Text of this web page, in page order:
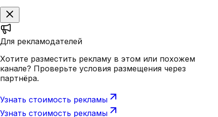
Для рекламодателей
Хотите разместить рекламу в этом или похожем
канале? Проверьте условия размещения через
партнёра.
Узнать стоимость рекламы
Узнать стоимость рекламы